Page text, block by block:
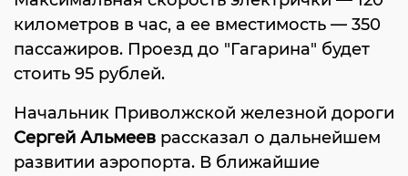
километров в час, а ее вместимость — 350
пассажиров. Проезд до "Гагарина" будет
стоить 95 рублей.
Начальник Приволжской железной дороги
Сергей Альмеев рассказал о дальнейшем
развитии аэропорта. В ближайшие